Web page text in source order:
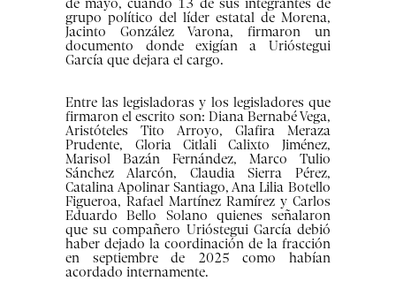
de mayo, cuando 13 de sus integrantes de
grupo político del líder estatal de Morena,
Jacinto González Varona, firmaron un
documento donde exigían a Urióstegui
García que dejara el cargo.
Entre las legisladoras y los legisladores que
firmaron el escrito son: Diana Bernabé Vega,
Aristóteles Tito Arroyo, Glafira Meraza
Prudente, Gloria Citlali Calixto Jiménez,
Marisol Bazán Fernández, Marco Tulio
Sánchez Alarcón, Claudia Sierra Pérez,
Catalina Apolinar Santiago, Ana Lilia Botello
Figueroa, Rafael Martínez Ramírez y Carlos
Eduardo Bello Solano quienes señalaron
que su compañero Urióstegui García debió
haber dejado la coordinación de la fracción
en septiembre de 2025 como habían
acordado internamente.